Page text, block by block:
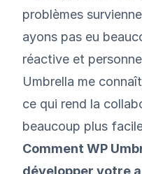
problèmes
ayons pas eu
réactive et
Umbrella me
ce qui rend la
beaucoup plus
Comment WP
développer votre